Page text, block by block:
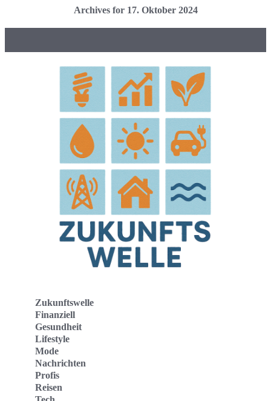
Archives for 17. Oktober 2024
Zukunftswelle
Finanziell
Gesundheit
Lifestyle
Mode
Nachrichten
Profis
Reisen